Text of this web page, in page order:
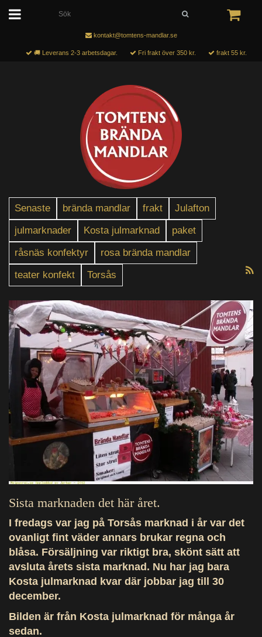
kontakt@tomtens-mandlar.se
🚚 Leverans 2-3 arbetsdagar. Fri frakt över 350 kr. frakt 55 kr.
Senaste brända mandlar frakt
Julafton
julmarknader
Kosta julmarknad
paket
råsnäs konfektyr
rosa brända mandlar
teater konfekt
Torsås
Sista marknaden det här året.
I fredags var jag på Torsås marknad i år var det
ovanligt fint väder annars brukar regna och
blåsa. Försäljning var riktigt bra, skönt sätt att
avsluta årets sista marknad. Nu har jag bara
Kosta julmarknad kvar där jobbar jag till 30
december.
Bilden är från Kosta julmarknad för många år
sedan.